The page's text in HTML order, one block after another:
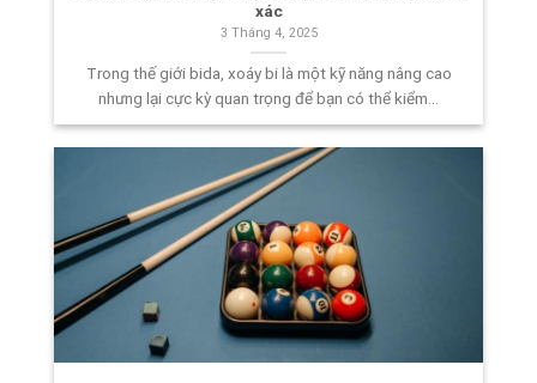
xác
3 Tháng 4, 2025
Trong thế giới bida, xoáy bi là một kỹ năng nâng cao
nhưng lại cực kỳ quan trọng để bạn có thể kiểm...